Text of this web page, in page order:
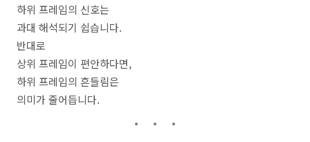
하위 프레임의 신호는
과대 해석되기 쉽습니다.
반대로
상위 프레임이 편안하다면,
하위 프레임의 흔들림은
의미가 줄어듭니다.